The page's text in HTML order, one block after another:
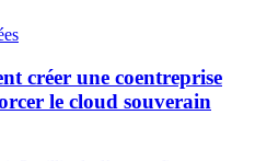
créer une coentreprise
le cloud souverain